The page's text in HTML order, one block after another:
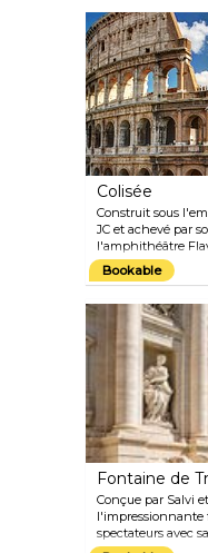
Colisée
Construit sous
JC et achevé par
l'amphithéâtre
arène en pierre
80 000
brutales de
d'animaux
plaisir des foules.
environ 9 000
tués au cours de
Colisée est le site
manquant jamais
Venez y aussi le
plus magique.
Bookable
Fontaine de
Conçue par Salvi
l'impressionnante
spectateurs avec
largeur de 49,15